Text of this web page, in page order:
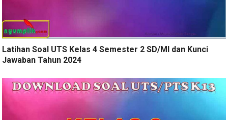
Latihan Soal UTS Kelas 4 Semester 2 SD/MI dan Kunci
Jawaban Tahun 2024